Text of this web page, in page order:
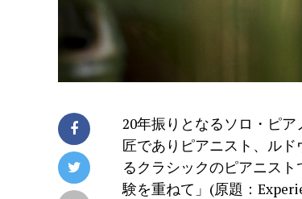
20年振りとなるソロ・ピ
匠でありピアニスト、ル
るクラシックのピアニス
験を重ねて」(原題：